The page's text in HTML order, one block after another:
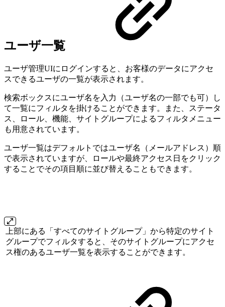
ユーザ一覧
ユーザ管理UIにログインすると、お客様のデータにアクセ
スできるユーザの一覧が表示されます。
検索ボックスにユーザ名を入力（ユーザ名の一部でも可）し
て一覧にフィルタを掛けることができます。また、ステータ
ス、ロール、機能、サイトグループによるフィルタメニュー
も用意されています。
ユーザ一覧はデフォルトではユーザ名（メールアドレス）順
で表示されていますが、ロールや最終アクセス日をクリック
することでその項目順に並び替えることもできます。
上部にある「すべてのサイトグループ」から特定のサイト
グループでフィルタすると、そのサイトグループにアクセ
ス権のあるユーザ一覧を表示することができます。